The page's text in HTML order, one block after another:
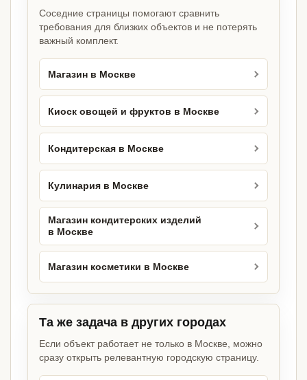
Соседние страницы помогают сравнить
требования для близких объектов и не потерять
важный комплект.
Магазин в Москве
Киоск овощей и фруктов в Москве
Кондитерская в Москве
Кулинария в Москве
Магазин кондитерских изделий
в Москве
Магазин косметики в Москве
Та же задача в других городах
Если объект работает не только в Москве, можно
сразу открыть релевантную городскую страницу.